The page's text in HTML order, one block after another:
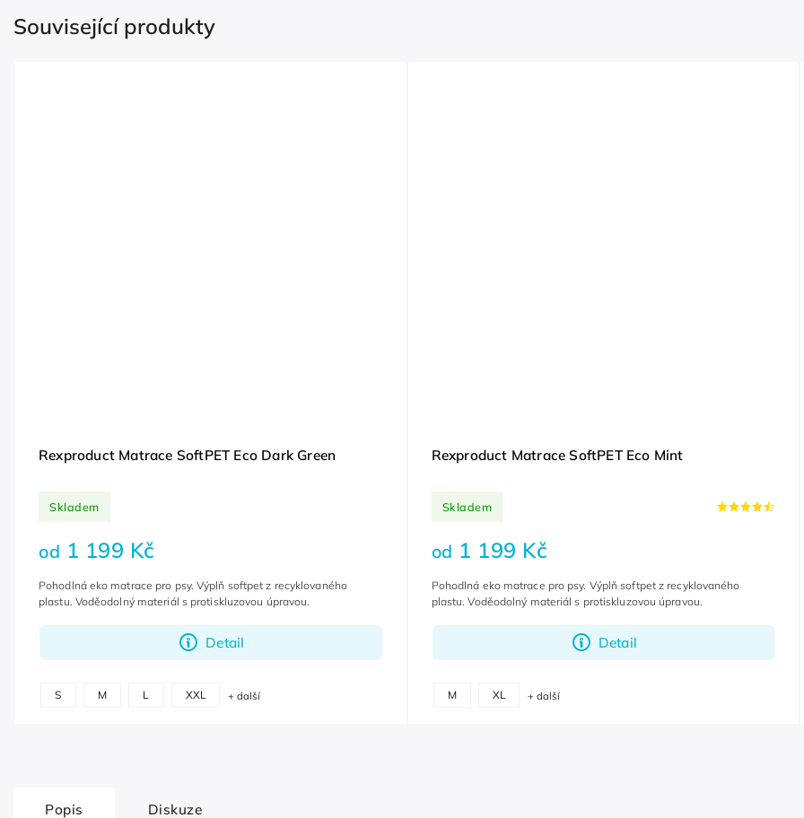
Související produkty
Rexproduct Matrace SoftPET Eco Dark Green
Skladem
od 1 199 Kč
Detail
Pohodlná eko matrace pro psy. Výplň softpet z recyklovaného
plastu. Voděodolný materiál s protiskluzovou úpravou.
S M L XXL + další
Rexproduct Matrace SoftPET Eco Mint
Skladem
od 1 199 Kč
Detail
Pohodlná eko matrace pro psy. Výplň softpet z recyklovaného
plastu. Voděodolný materiál s protiskluzovou úpravou.
M XL + další
Popis Diskuze